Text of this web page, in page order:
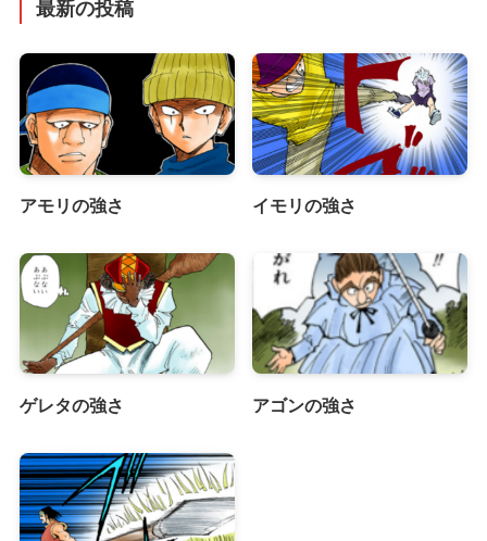
最新の投稿
アモリの強さ イモリの強さ
ゲレタの強さ アゴンの強さ